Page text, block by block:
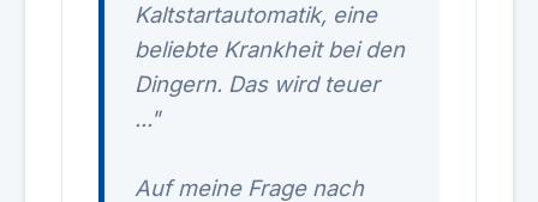
Kaltstartautomatik, eine
beliebte Krankheit bei den
Dingern. Das wird teuer
..."
Auf meine Frage nach